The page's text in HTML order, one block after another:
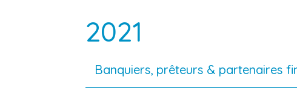
2021
Banquiers, prêteurs & partenaires